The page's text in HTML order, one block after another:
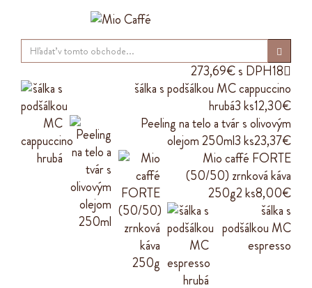
273,69€ s DPH18
šálka s podšálkou MC cappuccino
hrubá3 ks12,30€
Peeling na telo a tvár s olivovým
olejom 250ml3 ks23,37€
Mio caffé FORTE
(50/50) zrnková káva
250g2 ks8,00€
šálka s
podšálkou MC
espresso